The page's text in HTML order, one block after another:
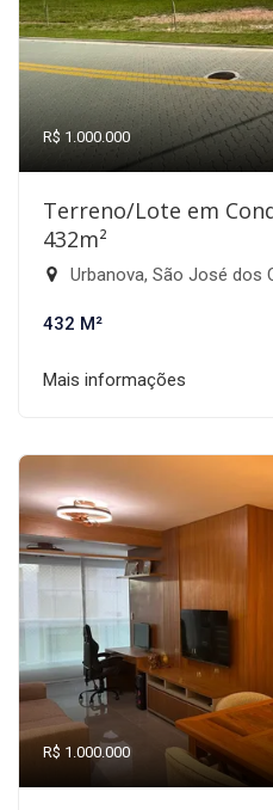
R$ 1.000.000
Terreno/Lote em
432m²
Urbanova, São José dos
432 M²
Mais informações
R$ 1.000.000